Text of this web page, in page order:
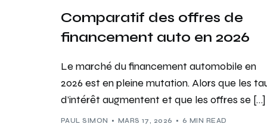
Comparatif des offres de
financement auto en 2026
Le marché du financement automobile en
2026 est en pleine mutation. Alors que les
d’intérêt augmentent et que les offres se […]
PAUL SIMON MARS 17, 2026 6 MIN READ